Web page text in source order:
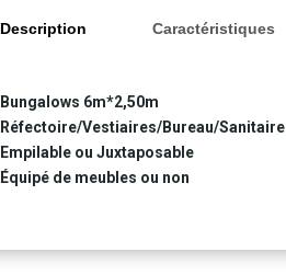
Description Caractéristiques
Bungalows 6m*2,50m
Réfectoire/Vestiaires/Bureau/Sanitaire
Empilable ou Juxtaposable
Équipé de meubles ou non